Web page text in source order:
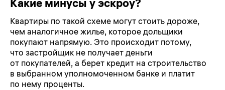
Какие минусы у эскроу?
Квартиры по такой схеме могут стоить дороже,
чем аналогичное жилье, которое дольщики
покупают напрямую. Это происходит потому,
что застройщик не получает деньги
от покупателей, а берет кредит на строительство
в выбранном уполномоченном банке и платит
по нему проценты.